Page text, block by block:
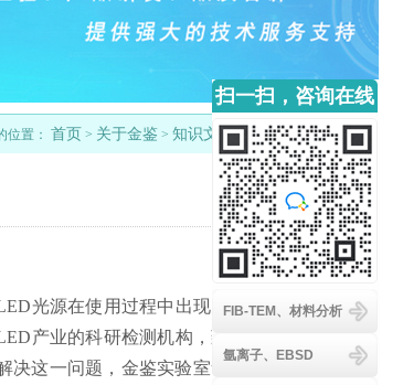
位置： 首页 > 关于金鉴 > 知识文献
光源在使用过程中出现的
产业的科研检测机构，致
这一问题，金鉴实验室凭
扫一扫，咨询在线
客服
FIB-TEM、材料分析
氩离子、EBSD